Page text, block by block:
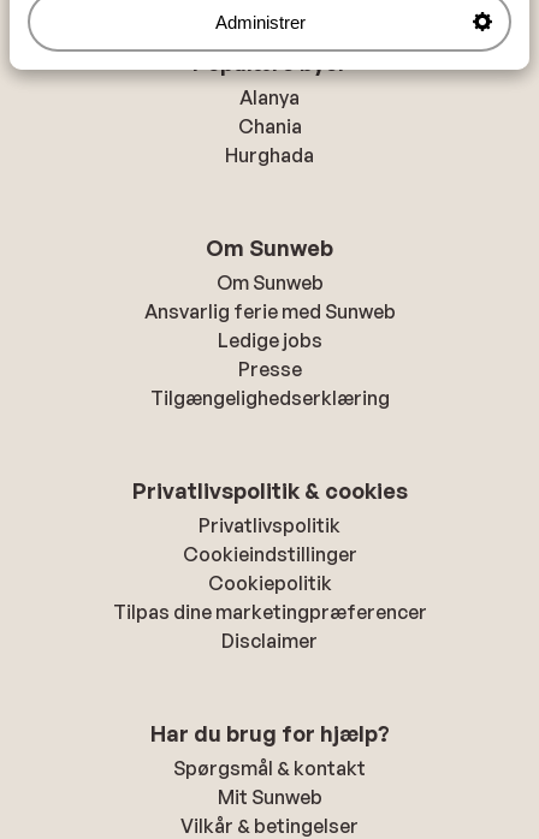
Administrer
Alanya
Chania
Hurghada
Om Sunweb
Om Sunweb
Ansvarlig ferie med Sunweb
Ledige jobs
Presse
Tilgængelighedserklæring
Privatlivspolitik & cookies
Privatlivspolitik
Cookieindstillinger
Cookiepolitik
Tilpas dine marketingpræferencer
Disclaimer
Har du brug for hjælp?
Spørgsmål & kontakt
Mit Sunweb
Vilkår & betingelser